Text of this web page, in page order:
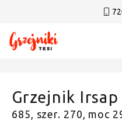
Grzejnik Irsap
685, szer. 270, moc